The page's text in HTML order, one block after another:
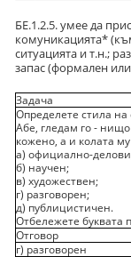
БЕ.1.2.5. умее да
комуникацията*
ситуацията и т.н.;
запас (формален
Задача
Определете стила на
Абе, гледам го -
кожено, а и колата
а) официално-
б) научен;
в) художествен;
г) разговорен;
д) публицистичен.
Отбележете буквата
Отговор
г) разговорен